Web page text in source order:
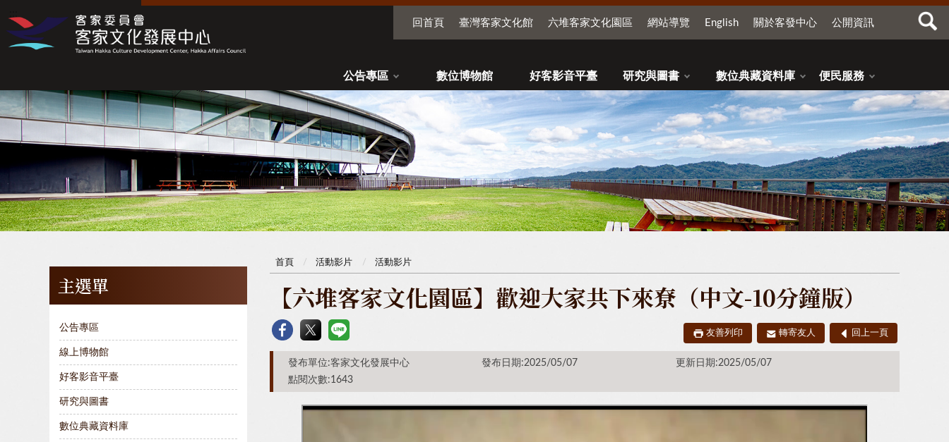
回首頁 臺灣客家文化館 六堆客家文化園區 網站導覽 English 關於客發中心 公開資訊
公告專區 數位博物館 好客影音平臺 研究與圖書 數位典藏資料庫 便民服務
主選單
公告專區
線上博物館
好客影音平臺
研究與圖書
數位典藏資料庫
首頁 活動影片 活動影片
【六堆客家文化園區】歡迎大家共下來尞（中文-10分鐘版）
友善列印 轉寄友人 回上一頁
發布單位:客家文化發展中心 發布日期:2025/05/07
更新日期:2025/05/07
點閱次數:1643